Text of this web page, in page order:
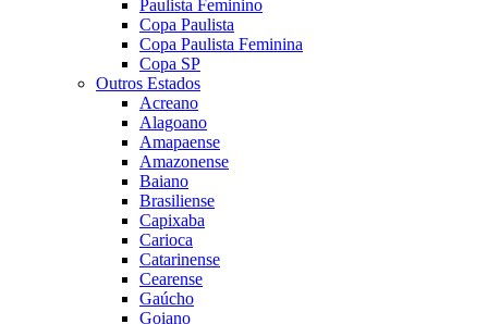
Paulista Feminino
Copa Paulista
Copa Paulista Feminina
Copa SP
Outros Estados
Acreano
Alagoano
Amapaense
Amazonense
Baiano
Brasiliense
Capixaba
Carioca
Catarinense
Cearense
Gaúcho
Goiano